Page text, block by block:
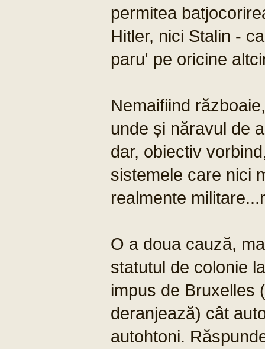
permitea
Hitler, nici Stalin -
paru' pe oricine
Nemaifiind
unde și năravul de
dar, obiectiv
sistemele care nici
realmente
O a doua cauză,
statutul de colonie
impus de Bruxelles
deranjează) cât
autohtoni.